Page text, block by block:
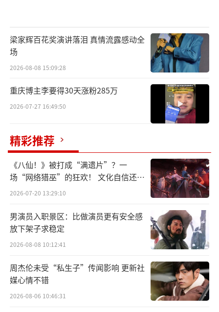
其实不止本次巡演，早在两年前的大航海ll
·未至之境的海外巡演中，张艺兴就曾将很多
传统乐器，京剧等中国表演形式融合在表演
里，他一直坚持着以音乐为载体不断输出中国
传统文化。回望张艺兴的艺术表演生涯，他一
直将文化传承当做责任。张艺兴于2018年提出
M-POP（Mix-Mandarin Pop）音乐理念，并一
直在音乐风格上不断探索和发掘，将其所学与
中国传统元素进行融合，提倡将中国传统乐器
融入其中，在传统和流行之间的融合中寻找新
梁家辉百花奖演讲落泪 真情流露感动全
场
2026-08-08 15:09:28
重庆博主李要得30天涨粉285万
2026-07-27 16:49:50
精彩推荐
《八仙！》被打成“满遗片”？一
场“网络猎巫”的狂欢！ 文化自信还是
焦虑？
2026-07-20 13:29:10
男演员入职景区：比做演员更有安全感
放下架子求稳定
2026-08-08 10:12:41
周杰伦未受“私生子”传闻影响 更新社
媒心情不错
2026-08-06 10:46:31